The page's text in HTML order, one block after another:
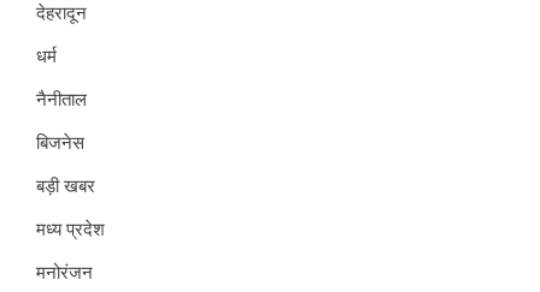
देहरादून
धर्म
नैनीताल
बिजनेस
बड़ी खबर
मध्य प्रदेश
मनोरंजन